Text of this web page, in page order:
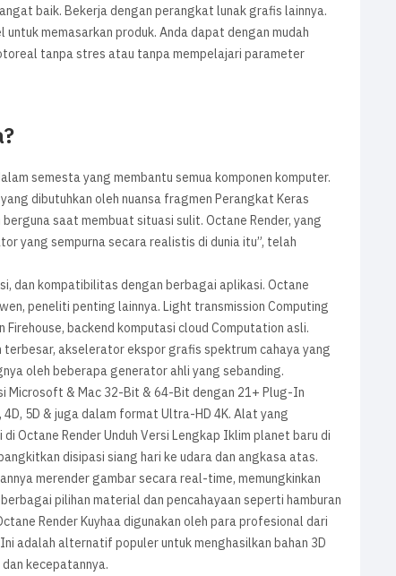
baik. Bekerja dengan perangkat lunak grafis lainnya.
memasarkan produk. Anda dapat dengan mudah
tanpa stres atau tanpa mempelajari parameter
semesta yang membantu semua komponen komputer.
dibutuhkan oleh nuansa fragmen Perangkat Keras
saat membuat situasi sulit. Octane Render, yang
yang sempurna secara realistis di dunia itu”, telah
dan kompatibilitas dengan berbagai aplikasi. Octane
peneliti penting lainnya. Light transmission Computing
backend komputasi cloud Computation asli.
akselerator ekspor grafis spektrum cahaya yang
oleh beberapa generator ahli yang sebanding.
Microsoft & Mac 32-Bit & 64-Bit dengan 21+ Plug-In
5D & juga dalam format Ultra-HD 4K. Alat yang
Octane Render Unduh Versi Lengkap Iklim planet baru di
disipasi siang hari ke udara dan angkasa atas.
merender gambar secara real-time, memungkinkan
pilihan material dan pencahayaan seperti hamburan
Render Kuyhaa digunakan oleh para profesional dari
adalah alternatif populer untuk menghasilkan bahan 3D
kecepatannya.